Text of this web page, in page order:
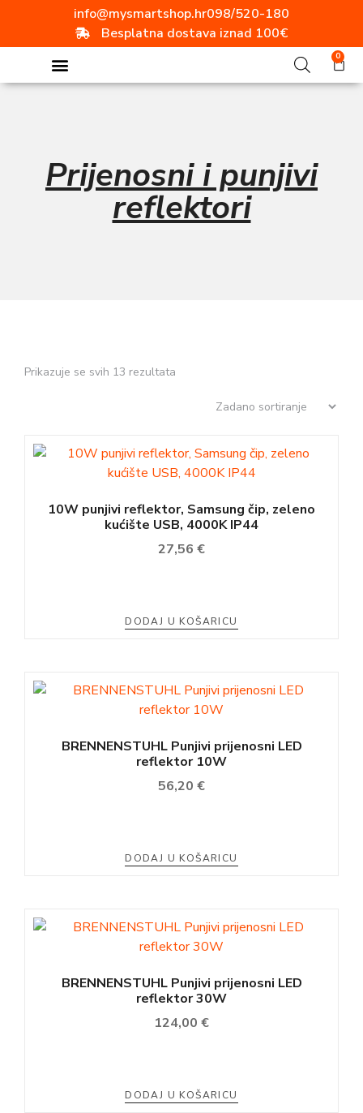
info@mysmartshop.hr098/520-180
Besplatna dostava iznad 100€
0
Prijenosni i punjivi
reflektori
Prikazuje se svih 13 rezultata
10W punjivi reflektor, Samsung čip, zeleno
kućište USB, 4000K IP44
27,56 €
DODAJ U KOŠARICU
BRENNENSTUHL Punjivi prijenosni LED
reflektor 10W
56,20 €
DODAJ U KOŠARICU
BRENNENSTUHL Punjivi prijenosni LED
reflektor 30W
124,00 €
DODAJ U KOŠARICU